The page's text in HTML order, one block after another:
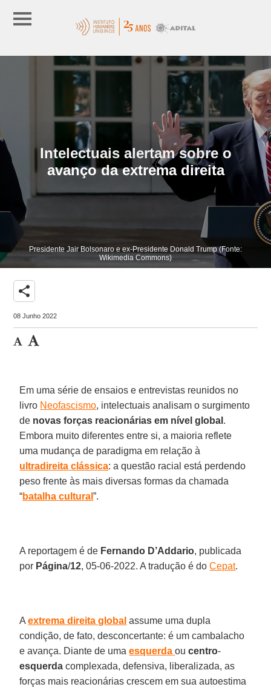
Intelectuais alertam sobre o
avanço da extrema direita
Presidente Jair Bolsonaro e ex-Presidente Donald Trump (Fonte:
Wikimedia Commons)
share
08 Junho 2022
Em uma série de ensaios e entrevistas reunidos no
livro Neofascismo, intelectuais analisam o surgimento
de novas forças reacionárias em nível global .
Embora muito diferentes entre si, a maioria reflete
uma mudança de paradigma em relação à
ultradireita clássica: a questão racial está perdendo
peso frente às mais diversas formas da chamada
“batalha cultural”.
A reportagem é de Fernando D’Addario, publicada
por Página/12, 05-06-2022. A tradução é doCepat.
Aextrema direita global assume uma dupla
condição, de fato, desconcertante: é um cambalacho
e avança. Diante de umaesquerda oucentro-
esquerda complexada, defensiva, liberalizada, as
forças mais reacionárias crescem em sua autoestima